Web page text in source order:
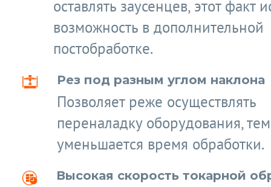
оставлять заусенцев, этот факт
возможность в дополнительной
постобработке.
Рез под разным углом наклона
Позволяет реже осуществлять
переналадку оборудования,
уменьшается время обработки.
Высокая скорость токарной